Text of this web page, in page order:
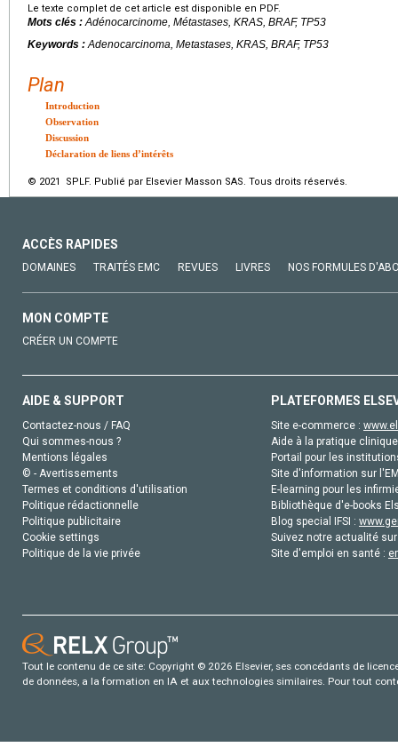
Le texte complet de cet article est disponible en PDF.
Mots clés :Adénocarcinome, Métastases, KRAS, BRAF, TP53
Keywords :Adenocarcinoma, Metastases, KRAS, BRAF, TP53
Plan
Introduction
Observation
Discussion
Déclaration de liens d’intérêts
© 2021 SPLF. Publié par Elsevier Masson SAS. Tous droits réservés.
ACCÈS RAPIDES
DOMAINES TRAITÉS EMC REVUES LIVRES NOS FORMULES
MON COMPTE
CRÉER UN COMPTE
AIDE & SUPPORT
Contactez-nous / FAQ
Qui sommes-nous ?
Mentions légales
© - Avertissements
Termes et conditions d'utilisation
Politique rédactionnelle
Politique publicitaire
Cookie settings
Politique de la vie privée
PLATEFORMES
Site e-commerce :
Aide à la pratique
Portail pour les
Site d'information sur
E-learning pour les
Bibliothèque d'e-books
Blog special IFSI :
Suivez notre actualité
Site d'emploi en santé :
Tout le contenu de ce site: Copyright © 2026 Elsevier, ses concédants de
de données, a la formation en IA et aux technologies similaires. Pour tout